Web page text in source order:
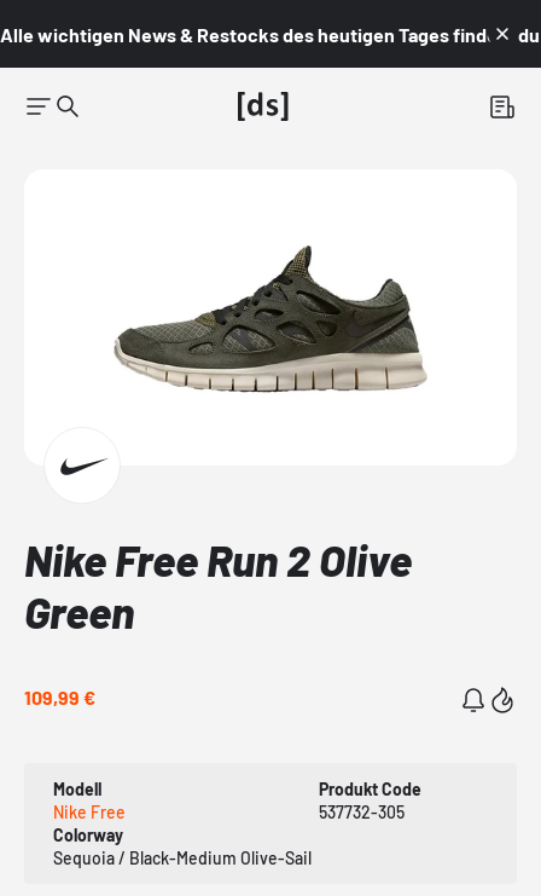
Alle wichtigen News & Restocks des heutigen Tages findest du
Nike Free Run 2 Olive
Green
109,99 €
Modell
Nike Free
Produkt Code
537732-305
Colorway
Sequoia / Black-Medium Olive-Sail